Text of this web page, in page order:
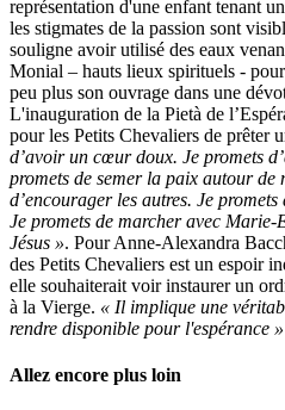
représentation d'une enfant tenant
les stigmates de la passion sont
souligne avoir utilisé des eaux
Monial – hauts lieux spirituels -
peu plus son ouvrage dans une
L'inauguration de la Pietà de
pour les Petits Chevaliers de prêter
d’avoir un cœur doux. Je promets
promets de semer la paix autour de
d’encourager les autres. Je
Je promets de marcher avec
Jésus ». Pour Anne-Alexandra
des Petits Chevaliers est un espoir
elle souhaiterait voir instaurer un
à la Vierge. « Il implique une
rendre disponible pour l'espérance »
Allez encore plus loin